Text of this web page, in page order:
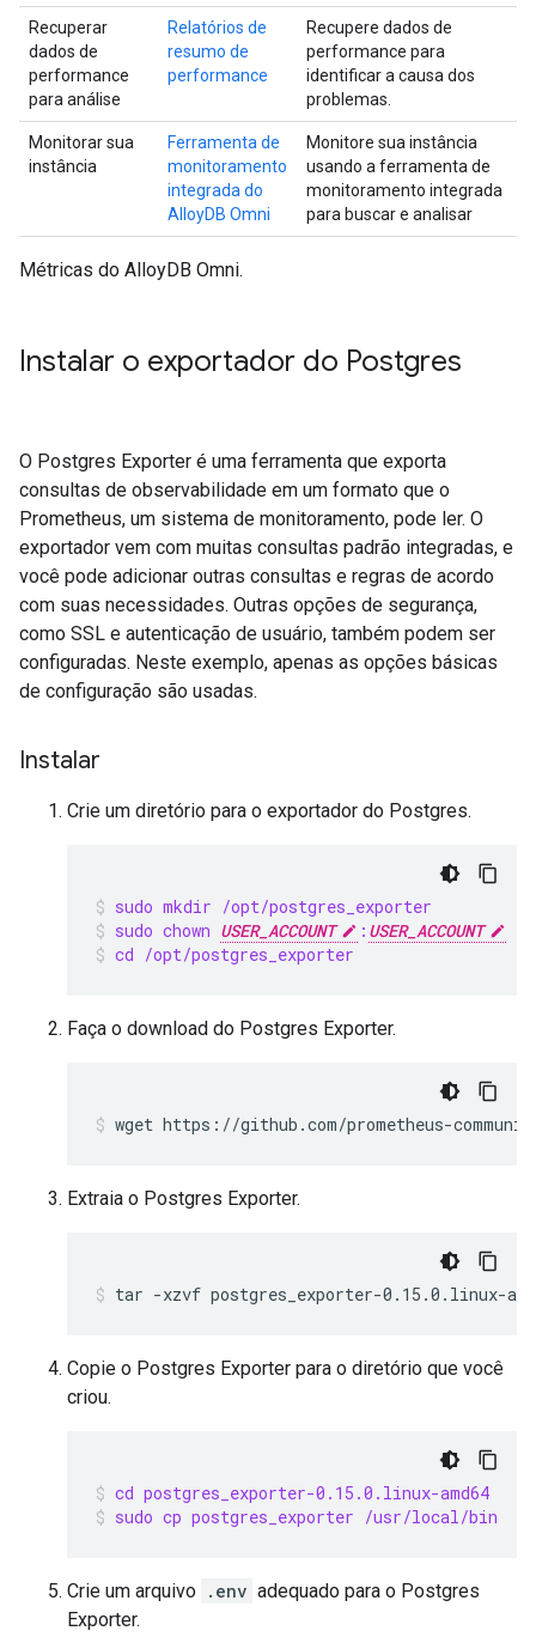
Recuperar
dados de
performance
para análise
Relatórios de
resumo de
performance
Recupere dados de
performance para
identificar a causa dos
problemas.
Monitorar sua
instância
Ferramenta de
monitoramento
integrada do
AlloyDB Omni
Monitore sua instância
usando a ferramenta de
monitoramento integrada
para buscar e analisar
Métricas do AlloyDB Omni.
Instalar o exportador do Postgres
O Postgres Exporter é uma ferramenta que exporta
consultas de observabilidade em um formato que o
Prometheus, um sistema de monitoramento, pode ler. O
exportador vem com muitas consultas padrão integradas, e
você pode adicionar outras consultas e regras de acordo
com suas necessidades. Outras opções de segurança,
como SSL e autenticação de usuário, também podem ser
configuradas. Neste exemplo, apenas as opções básicas
de configuração são usadas.
Instalar
Crie um diretório para o exportador do Postgres.
sudo mkdir /opt/postgres_exporter
sudo chown USER_ACCOUNT : USER_ACCOUNT
cd /opt/postgres_exporter
Faça o download do Postgres Exporter.
Extraia o Postgres Exporter.
Copie o Postgres Exporter para o diretório que você
criou.
cd postgres_exporter-0.15.0.linux-amd64
sudo cp postgres_exporter /usr/local/bin
Crie um arquivo .env adequado para o Postgres
Exporter.